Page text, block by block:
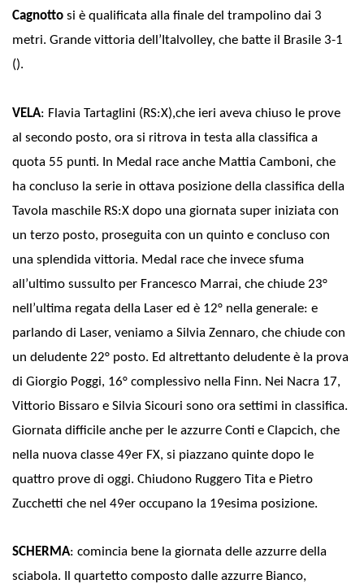
Cagnotto si è qualificata alla finale del trampolino dai 3
metri. Grande vittoria dell’Italvolley, che batte il Brasile 3-1
().
VELA: Flavia Tartaglini (RS:X),che ieri aveva chiuso le prove
al secondo posto, ora si ritrova in testa alla classifica a
quota 55 punti. In Medal race anche Mattia Camboni, che
ha concluso la serie in ottava posizione della classifica della
Tavola maschile RS:X dopo una giornata super iniziata con
un terzo posto, proseguita con un quinto e concluso con
una splendida vittoria. Medal race che invece sfuma
all’ultimo sussulto per Francesco Marrai, che chiude 23°
nell’ultima regata della Laser ed è 12° nella generale: e
parlando di Laser, veniamo a Silvia Zennaro, che chiude con
un deludente 22° posto. Ed altrettanto deludente è la prova
di Giorgio Poggi, 16° complessivo nella Finn. Nei Nacra 17,
Vittorio Bissaro e Silvia Sicouri sono ora settimi in classifica.
Giornata difficile anche per le azzurre Conti e Clapcich, che
nella nuova classe 49er FX, si piazzano quinte dopo le
quattro prove di oggi. Chiudono Ruggero Tita e Pietro
Zucchetti che nel 49er occupano la 19esima posizione.
SCHERMA: comincia bene la giornata delle azzurre della
sciabola. Il quartetto composto dalle azzurre Bianco,